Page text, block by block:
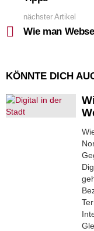
nächster Artikel
Wie man
KÖNNTE DICH